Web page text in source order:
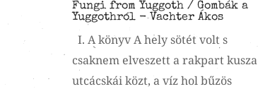
Fungi from Yuggoth / Gombák a
Yuggothról - Vachter Ákos
I. A könyv A hely sötét volt s
csaknem elveszett a rakpart kusza
utcácskái közt, a víz hol bűzös